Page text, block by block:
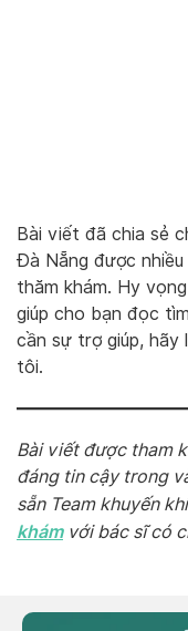
Bài viết đã chia sẻ
Đà Nẵng được
thăm khám. Hy
giúp cho bạn đọc
cần sự trợ giúp, hãy
tôi.
Bài viết được tham
đáng tin cậy trong
sẵn Team khuyến
khámvới bác sĩ có